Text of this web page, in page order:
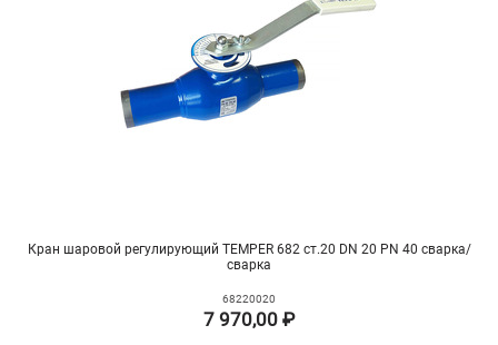
Кран шаровой регулирующий TEMPER 682 ст.20 DN 20 PN 40 сварка/
сварка
68220020
7 970,00 ₽